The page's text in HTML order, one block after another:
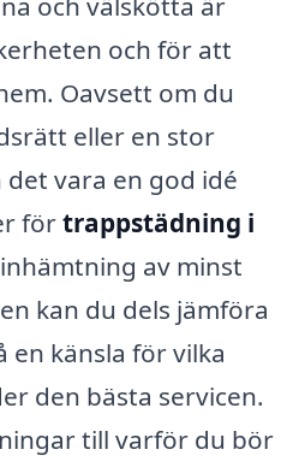
och för att
Oavsett om du
eller en stor
vara en god idé
förtrappstädning i
av minst
kan du dels jämföra
en känsla för vilka
den bästa servicen.
till varför du bör